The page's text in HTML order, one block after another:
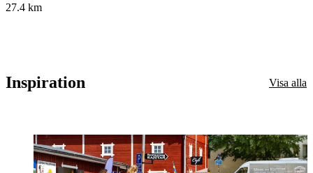
27.4 km
Inspiration Visa alla